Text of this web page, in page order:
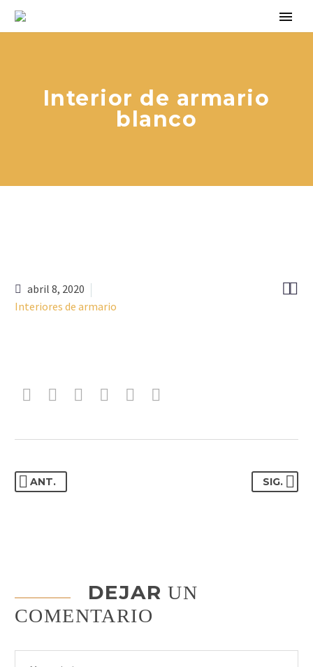
Interior de armario
blanco

abril 8, 2020
Interiores de armario
ANT. SIG.
DEJARUN
COMENTARIO